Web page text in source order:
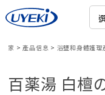
家 >產品信息 > 浴鹽和身體護理
百薬湯 白檀